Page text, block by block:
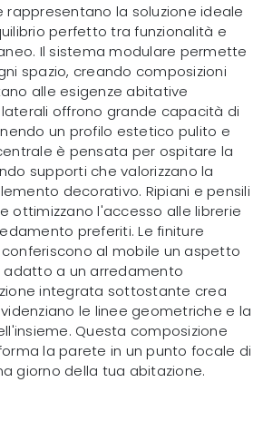
rappresentano la soluzione ideale
perfetto tra funzionalità e
Il sistema modulare permette
spazio, creando composizioni
alle esigenze abitative
offrono grande capacità di
un profilo estetico pulito e
è pensata per ospitare la
supporti che valorizzano la
decorativo. Ripiani e pensili
ottimizzano l'accesso alle librerie
preferiti. Le finiture
al mobile un aspetto
a un arredamento
integrata sottostante crea
le linee geometriche e la
Questa composizione
la parete in un punto focale di
giorno della tua abitazione.